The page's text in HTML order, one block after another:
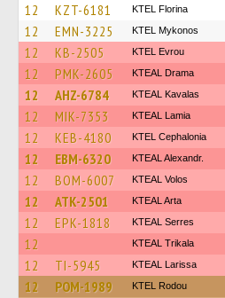
12 KZT-6181 KTEL Florina
12 EMN-3225 KTEL Mykonos
12 KB-2505 KTEL Evrou
12 PMK-2605 KTEAL Drama
12 AHZ-6784 KTEAL Kavalas
12 MIK-7353 KTEAL Lamia
12 KEB-4180 KTEL Cephalonia
12 EBM-6320 KTEAL Alexandr.
12 BOM-6007 KTEAL Volos
12 ATK-2501 KTEAL Arta
12 EPK-1818 KTEAL Serres
12 KTEAL Trikala
12 TI-5945 KTEAL Larissa
12 POM-1989 ΚΤΕL Rodou